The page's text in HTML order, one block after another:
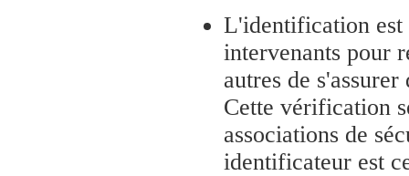
L'identification est
intervenants pour
autres de
Cette vérification
associations de
identificateur est